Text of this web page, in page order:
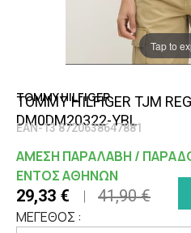
Tap to
TOMMY HILFIGER
TOMMY HILFIGER TJM
DM0DM20322-YBL
EAN-13 8720638647881
ΑΜΕΣΗ ΠΑΡΑΛΑΒΗ /
ΕΝΤΟΣ ΑΘΗΝΩΝ
29,33 € 41,90 €
ΜΕΓΕΘΟΣ :